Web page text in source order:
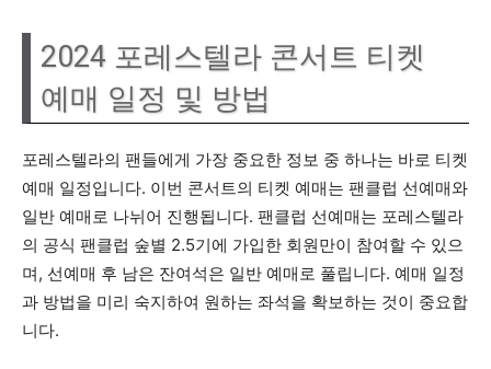
2024 포레스텔라 콘서트 티켓
예매 일정 및 방법
포레스텔라의 팬들에게 가장 중요한 정보 중 하나는 바로 티켓
예매 일정입니다. 이번 콘서트의 티켓 예매는 팬클럽 선예매와
일반 예매로 나뉘어 진행됩니다. 팬클럽 선예매는 포레스텔라
의 공식 팬클럽 숲별 2.5기에 가입한 회원만이 참여할 수 있으
며, 선예매 후 남은 잔여석은 일반 예매로 풀립니다. 예매 일정
과 방법을 미리 숙지하여 원하는 좌석을 확보하는 것이 중요합
니다.